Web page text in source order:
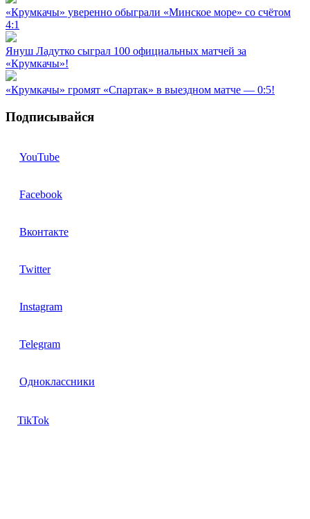
«Крумкачы» уверенно обыграли «Минское море» со счётом
4:1
Януш Ладутко сыграл 100 официальных матчей за
«Крумкачы»!
«Крумкачы» громят «Спартак» в выездном матче — 0:5!
Подписывайся
YouTube
Facebook
Вконтакте
Twitter
Instagram
Telegram
Одноклассники
TikTok